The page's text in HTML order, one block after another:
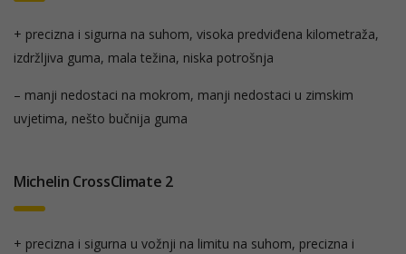
+ precizna i sigurna na suhom, visoka predviđena kilometraža,
izdržljiva guma, mala težina, niska potrošnja
– manji nedostaci na mokrom, manji nedostaci u zimskim
uvjetima, nešto bučnija guma
Michelin CrossClimate 2
+ precizna i sigurna u vožnji na limitu na suhom, precizna i